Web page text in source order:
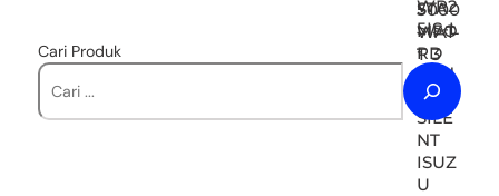
Cari Produk